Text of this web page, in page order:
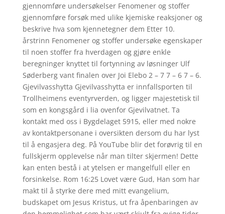
gjennomføre undersøkelser Fenomener og stoffer
gjennomføre forsøk med ulike kjemiske reaksjoner og
beskrive hva som kjennetegner dem Etter 10.
årstrinn Fenomener og stoffer undersøke egenskaper
til noen stoffer fra hverdagen og gjøre enkle
beregninger knyttet til fortynning av løsninger Ulf
Søderberg vant finalen over Joi Elebo 2 – 7 7 – 6 7 – 6.
Gjevilvasshytta Gjevilvasshytta er innfallsporten til
Trollheimens eventyrverden, og ligger majestetisk til
som en kongsgård i lia ovenfor Gjevilvatnet. Ta
kontakt med oss i Bygdelaget 5915, eller med nokre
av kontaktpersonane i oversikten dersom du har lyst
til å engasjera deg. På YouTube blir det forøvrig til en
fullskjerm opplevelse når man tilter skjermen! Dette
kan enten bestå i at ytelsen er mangelfull eller en
forsinkelse. Rom 16:25 Lovet være Gud, Han som har
makt til å styrke dere med mitt evangelium,
budskapet om Jesus Kristus, ut fra åpenbaringen av